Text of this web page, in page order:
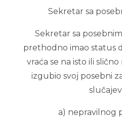
Sekretar sa
Sekretar sa
prethodno imao status
vraća se na isto ili
izgubio svoj posebni
a) nepravilnog